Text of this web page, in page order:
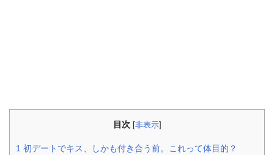
目次 非表示]
1 初デートでキス、しかも付き合う前。これって体目的？